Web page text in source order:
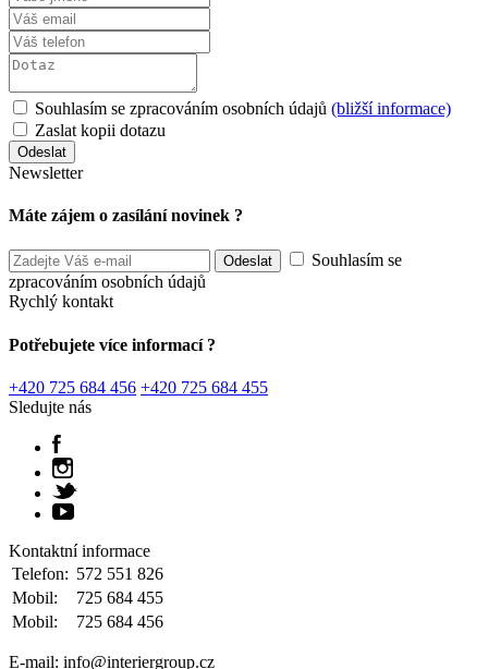
Souhlasím se zpracováním osobních údajů (bližší informace)
Zaslat kopii dotazu
Newsletter
Máte zájem o zasílání novinek ?
Souhlasím se
zpracováním osobních údajů
Rychlý kontakt
Potřebujete více informací ?
+420 725 684 456 +420 725 684 455
Sledujte nás
Kontaktní informace
Telefon: 572 551 826
Mobil:
725 684 455
Mobil:
725 684 456
E-mail: info@interiergroup.cz